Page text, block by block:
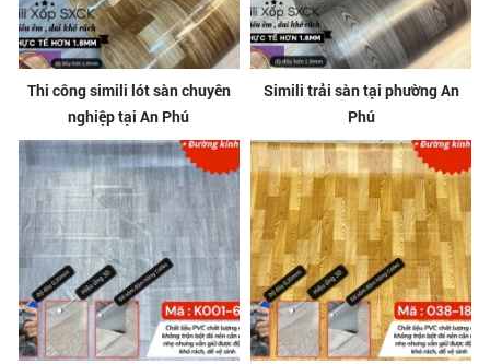
Thi công simili lót sàn chuyên
nghiệp tại An Phú
Simili trải sàn tại phường An
Phú